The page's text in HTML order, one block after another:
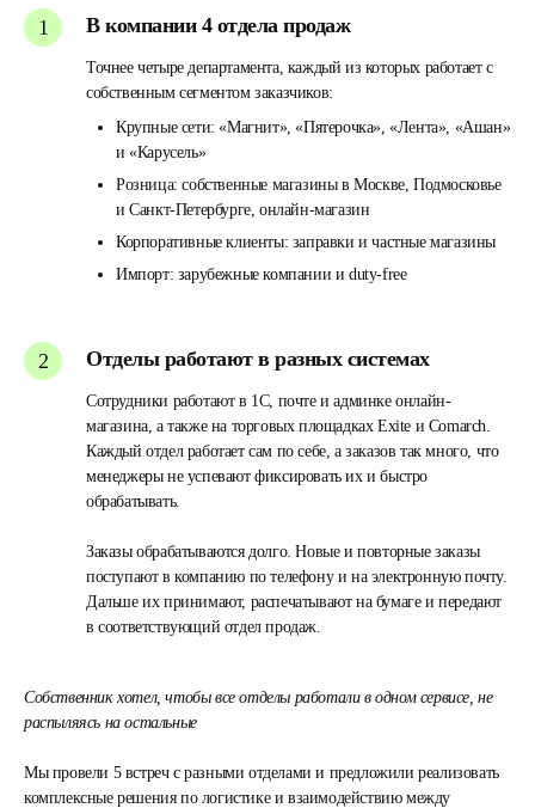
В компании 4 отдела продаж
Точнее четыре департамента, каждый из которых работает с
собственным сегментом заказчиков:
Крупные сети: «Магнит», «Пятерочка», «Лента», «Ашан»
и «Карусель»
Розница: собственные магазины в Москве, Подмосковье
и Санкт-Петербурге, онлайн-магазин
Корпоративные клиенты: заправки и частные магазины
Импорт: зарубежные компании и duty-free
Отделы работают в разных системах
Сотрудники работают в 1С, почте и админке онлайн-
магазина, а также на торговых площадках Exite и Comarch.
Каждый отдел работает сам по себе, а заказов так много, что
менеджеры не успевают фиксировать их и быстро
обрабатывать.
Заказы обрабатываются долго. Новые и повторные заказы
поступают в компанию по телефону и на электронную почту.
Дальше их принимают, распечатывают на бумаге и передают
в соответствующий отдел продаж.
Собственник хотел, чтобы все отделы работали в одном сервисе, не
распыляясь на остальные
Мы провели 5 встреч с разными отделами и предложили реализовать
комплексные решения по логистике и взаимодействию между